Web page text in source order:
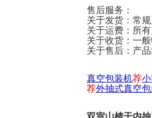
售后服务：
关于发货：常
关于运费：所
关于收货：一
关于售后：产
真空包装机荐
荐外抽式真空